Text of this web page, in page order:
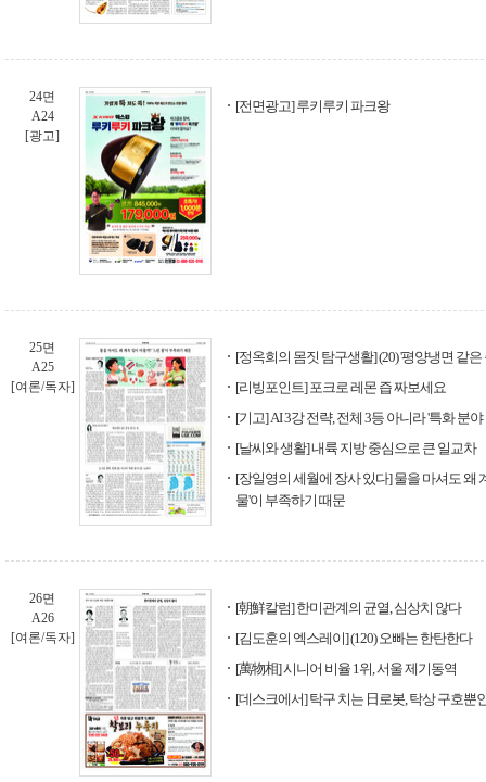
24면
A24
[광고]
[전면광고] 루키루키 파크왕
25면
A25
[여론/독자]
[정옥희의 몸짓 탐구생활] (20) '평양냉면 같은
[리빙포인트] 포크로 레몬 즙 짜보세요
[기고] AI 3강 전략, 전체 3등 아니라 '특화 분
[날씨와 생활] 내륙 지방 중심으로 큰 일교차
[장일영의 세월에 장사 있다] 물을 마셔도 왜
물'이 부족하기 때문
26면
A26
[여론/독자]
[朝鮮칼럼] 한미관계의 균열, 심상치 않다
[김도훈의 엑스레이] (120) 오빠는 한탄한다
[萬物相] 시니어 비율 1위, 서울 제기동역
[데스크에서] 탁구 치는 日로봇, 탁상 구호뿐